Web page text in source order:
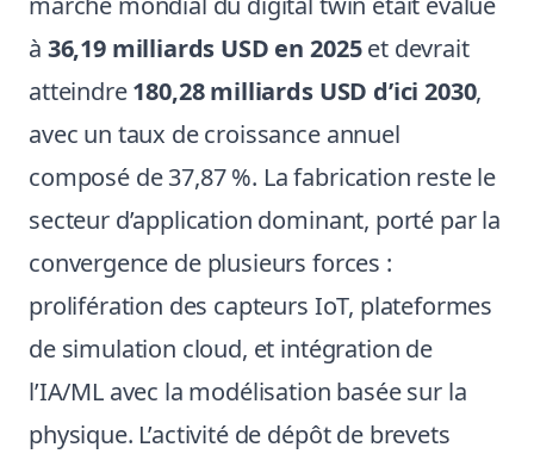
à 36,19 milliards USD en 2025et devrait
atteindre180,28 milliards USD d’ici 2030,
avec un taux de croissance annuel
composé de 37,87 %. La fabrication reste le
secteur d’application dominant, porté par la
convergence de plusieurs forces :
prolifération des capteurs IoT, plateformes
de simulation cloud, et intégration de
l’IA/ML avec la modélisation basée sur la
physique. L’activité de dépôt de brevets